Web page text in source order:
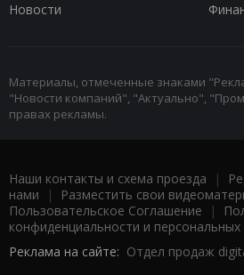
Новости
Материалы, отмеченные знаками
"Новости компаний", "Актуально",
правах рекламы.
Наши контакты и схема проезда |
нами | Разместить свои
Пользовательское Соглашение |
конфиденциальности и
Реклама на сайте: Отдел продаж